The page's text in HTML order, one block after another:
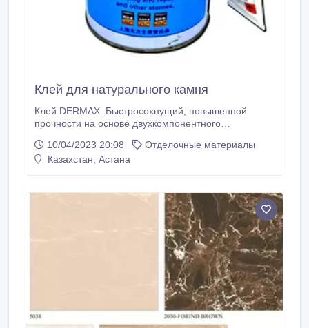
Клей для натурального камня
Клей DERMAX. Быстросохнущий, повышенной
прочности на основе двухкомпонентного
монтажа деталей из гранита, мрамора, травертина..
10/04/2023 20:08
Отделочные материалы
Казахстан, Астана